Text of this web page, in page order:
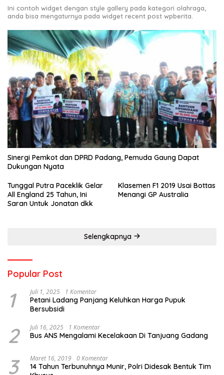
Ini contoh widget dengan style gallery pada kategori olahraga,
anda bisa mengaturnya pada widget recent post wpberita.
Sinergi Pemkot dan DPRD Padang, Pemuda Gaung Dapat
Dukungan Nyata
Tunggal Putra Paceklik Gelar
All England 25 Tahun, Ini
Saran Untuk Jonatan dkk
Klasemen F1 2019 Usai Bottas
Menangi GP Australia
Selengkapnya
Popular Post
1 Juli 1, 2025 1 Komentar
Petani Ladang Panjang Keluhkan Harga Pupuk
Bersubsidi
2 Juli 16, 2025 1 Komentar
Bus ANS Mengalami Kecelakaan Di Tanjuang Gadang
3 Maret 16, 2019 0 Komentar
14 Tahun Terbunuhnya Munir, Polri Didesak Bentuk Tim